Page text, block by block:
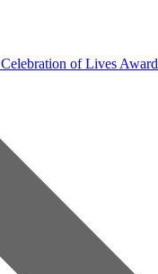
Celebration of Lives Award